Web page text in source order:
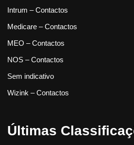
Intrum – Contactos
Medicare – Contactos
MEO – Contactos
NOS – Contactos
Sem indicativo
Wizink – Contactos
Últimas